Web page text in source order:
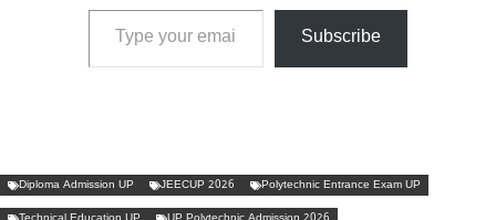
Type your email…
Subscribe
Diploma Admission UP JEECUP 2026 Polytechnic Entrance Exam UP